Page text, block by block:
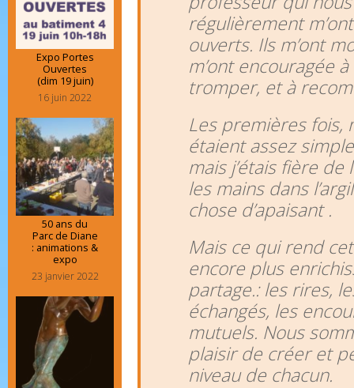
régulièrement
ouverts. Ils m’ont
m’ont encouragée
tromper, et à
Les premières fois,
étaient assez
mais j’étais fière
les mains dans
chose d’apaisant .
Mais ce qui rend
encore plus
partage.: les rires,
échangés, les
mutuels. Nous
plaisir de créer et
niveau de chacun.
Expo Portes
Ouvertes
(dim 19 juin)
16 juin 2022
50 ans du
Parc de Diane
: animations &
expo
23 janvier 2022